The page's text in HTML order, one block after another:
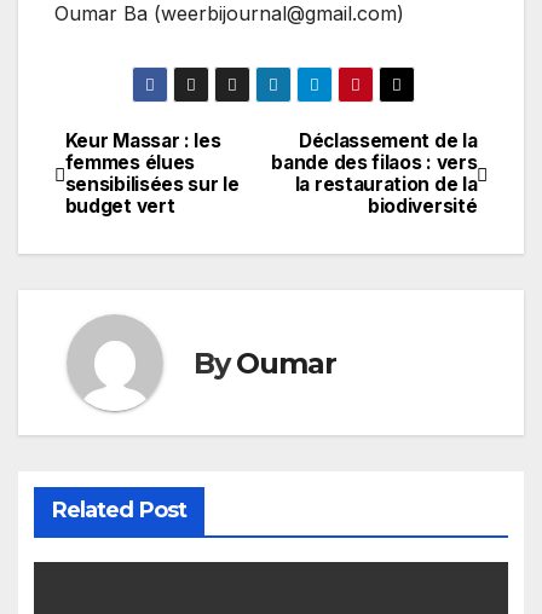
Oumar Ba (weerbijournal@gmail.com)
Navigation
de
l’article
Déclassement de la
bande des filaos : vers
la restauration de la
biodiversité
Keur Massar : les
femmes élues
sensibilisées sur le
budget vert
ByOumar
Related Post